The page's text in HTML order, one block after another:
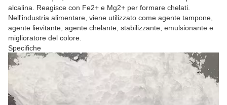
alcalina. Reagisce con Fe2+ e Mg2+ per formare chelati.
Nell'industria alimentare, viene utilizzato come agente tampone,
agente lievitante, agente chelante, stabilizzante, emulsionante e
miglioratore del colore.
Specifiche